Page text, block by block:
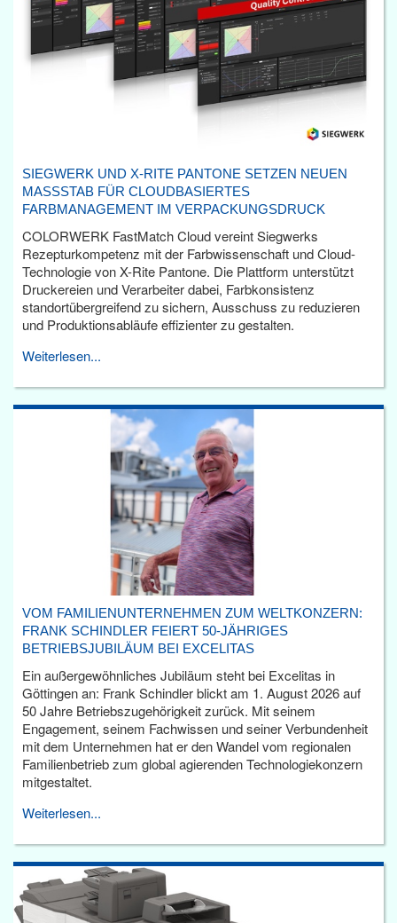
SIEGWERK UND X-RITE PANTONE SETZEN NEUEN
MASSSTAB FÜR CLOUDBASIERTES F
ARBMANAGEMENT IM VERPACKUNGSDRUCK
COLORWERK FastMatch Cloud vereint Siegwerks
Rezepturkompetenz mit der Farbwissenschaft und Cloud-
Technologie von X-Rite Pantone. Die Plattform unterstützt
Druckereien und Verarbeiter dabei, Farbkonsistenz
standortübergreifend zu sichern, Ausschuss zu reduzieren
und Produktionsabläufe effizienter zu gestalten.
Weiterlesen...
VOM FAMILIENUNTERNEHMEN ZUM WELTKONZERN:
FRANK SCHINDLER FEIERT 50-JÄHRIGES
BETRIEBSJUBILÄUM BEI EXCELITAS
Ein außergewöhnliches Jubiläum steht bei Excelitas in
Göttingen an: Frank Schindler blickt am 1. August 2026 auf
50 Jahre Betriebszugehörigkeit zurück. Mit seinem
Engagement, seinem Fachwissen und seiner Verbundenheit
mit dem Unternehmen hat er den Wandel vom regionalen
Familienbetrieb zum global agierenden Technologiekonzern
mitgestaltet.
Weiterlesen...